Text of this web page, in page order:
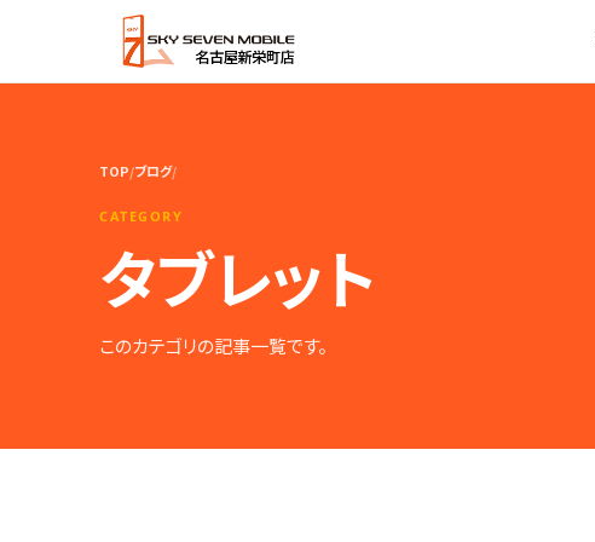
TOP/ブログ/
CATEGORY
タブレット
このカテゴリの記事一覧です。